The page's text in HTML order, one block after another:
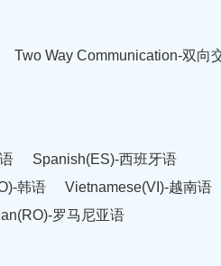
Two Way Communication-双向
Spanish(ES)-西班牙语
韩语
Vietnamese(VI)-越南语
罗马尼亚语